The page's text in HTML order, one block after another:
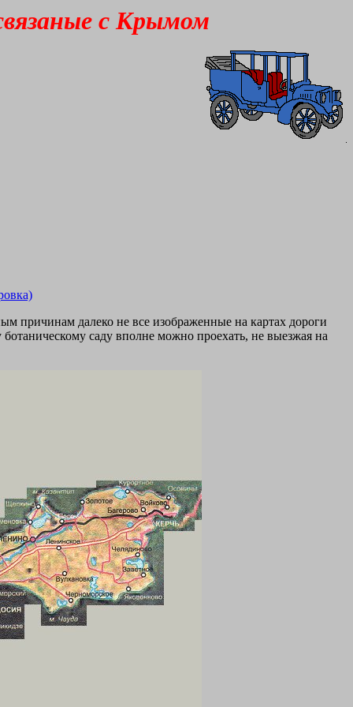
с Крымом
причинам далеко не все изображенные на картах дороги
саду вполне можно проехать, не выезжая на